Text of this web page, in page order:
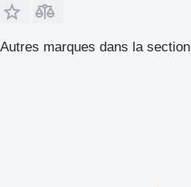
Autres marques dans la